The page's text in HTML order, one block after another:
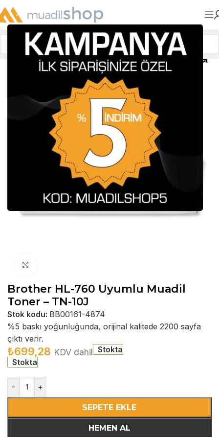
Anasayfa»Muadil Tonerler
Brother HL-760 Uyumlu Muadil
Toner – TN-10J
Stok kodu: BB00161-4874
%5 baskı yoğunluğunda, orijinal kalitede 2200 sayfa
çıktı verir.
₺699,28 KDV dahil Stokta
Stokta
- +
SEPETE EKLE
HEMEN AL